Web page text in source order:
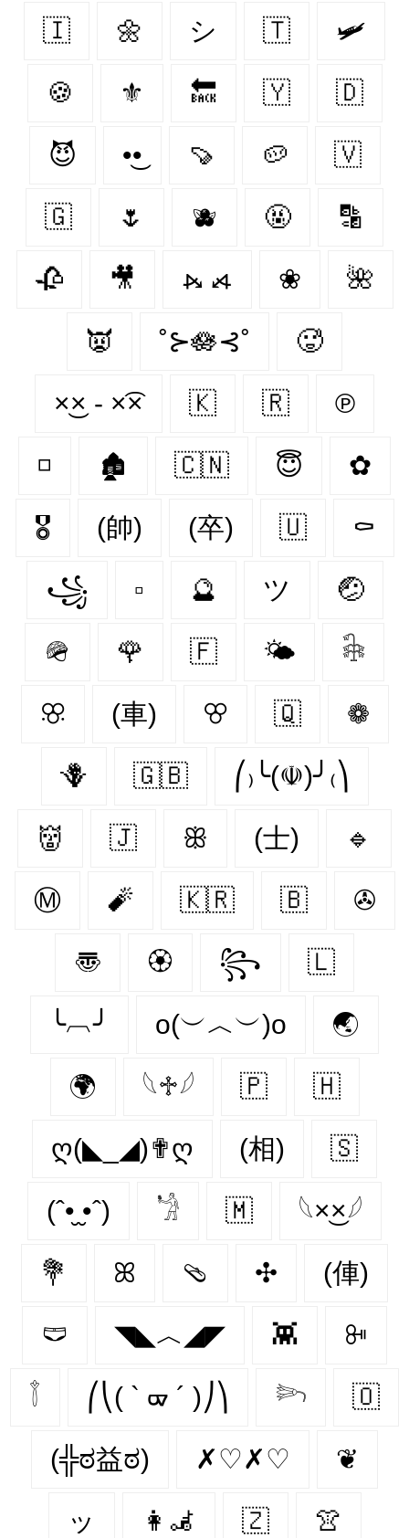
🇮‌ 🌼 シ 🇹‌ 🛩
🍪 ⚜ 🔙 🇾‌ 🇩‌
😈 •͜• 🍠 🥔 🇻‌
🇬‌ 🌷 🫐 🤬 🔡
🥀 🎥 ⦮ ⦯ ❀ 🌺
👿 ˚⊱🪷⊰˚ 🥵
×͜× - ×͡× 🇰‌ 🇷‌ ℗
◽ 🏚 🇨🇳 😇 ✿
🎖 (帥) (卒) 🇺‌ ⚰
꧁ ▫ 🔮 ツ 🤕
🪖 🌹 🇫‌ 🌤 𓇗
ꕣ (車) ꕢ 🇶‌ ❁
🪻 🇬🇧 ⎛₎╰(☫)╯₍⎞
👹 🇯‌ ꕥ (士) 🔹
Ⓜ 🧨 🇰🇷 🇧‌ ✇
〠 🏵 ꧂ 🇱‌
╰︹╯ o(︶︿︶)o 🌏
🌍 𓆩♱𓆪 🇵‌ 🇭‌
ღ(◣_◢)✟ღ (相) 🇸‌
(ˆ•̮ ̮•ˆ) 𓁋 🇲‌ 𓆩×͜×𓆪
💐 ꕤ 🩴 ✣ (俥)
🩲 ◥◣︿◢◤ 👾 ꔻ
𓇕 ⎛⎝( ` ᢍ ´ )⎠⎞ 𓆸 🇴‌
(╬ಠ益ಠ) ✗♡✗♡ ❦
ッ 👩‍🦼‍ 🇿‌ 👚